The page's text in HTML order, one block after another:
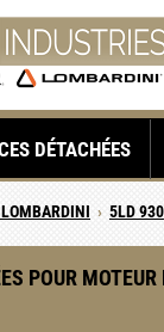
DÉTACHÉES
› 5LD 930
POUR